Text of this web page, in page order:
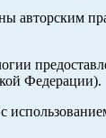
авторским
Федерации).